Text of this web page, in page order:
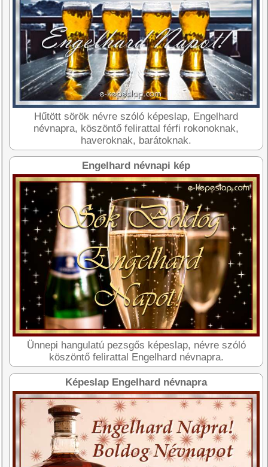
Hűtött sörök névre szóló képeslap, Engelhard
névnapra, köszöntő felirattal férfi rokonoknak,
haveroknak, barátoknak.
Engelhard névnapi kép
Ünnepi hangulatú pezsgős képeslap, névre szóló
köszöntő felirattal Engelhard névnapra.
Képeslap Engelhard névnapra